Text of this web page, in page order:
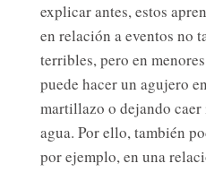
explicar antes, estos
en relación a eventos no
terribles, pero en
puede hacer un agujero
martillazo o dejando
agua. Por ello, también
por ejemplo, en una